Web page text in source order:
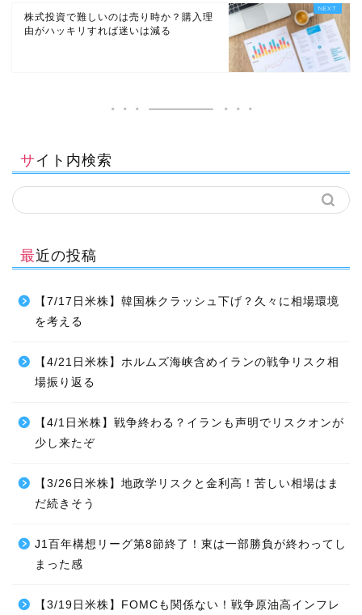
株式投資で難しいのは売り時か？購入理
由がハッキリすれば迷いは減る
サイト内検索
最近の投稿
【7/17日米株】韓国株クラッシュ下げ？久々に相場環境
を考える
【4/21日米株】ホルムズ海峡含めイランの戦争リスク相
場振り返る
【4/1日米株】戦争終わる？イランも声明でリスクオンが
少し来たぞ
【3/26日米株】地政学リスクと金利高！苦しい相場はま
だ続きそう
J1百年構想リーグ第8節終了！東は一部勝負が終わってし
まった感
【3/19日米株】FOMCも関係ない！戦争原油高インフレ